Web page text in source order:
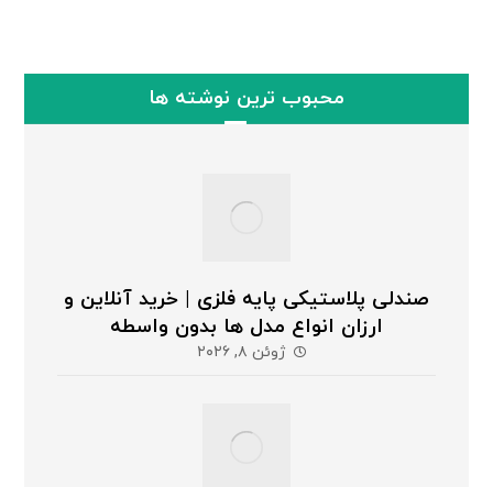
محبوب ترین نوشته ها
صندلی پلاستیکی پایه فلزی | خرید آنلاین و
ارزان انواع مدل ها بدون واسطه
ژوئن ۸, ۲۰۲۶